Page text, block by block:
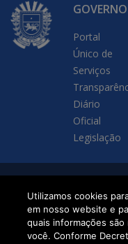
GOVERNO
Portal
Único de
Serviços
Diário
Oficial
Legislação
SETDIG | Secretaria-
Executiva de
Transformação Digital
Utilizamos cookies
em nosso website e
quais informações
você. Conforme